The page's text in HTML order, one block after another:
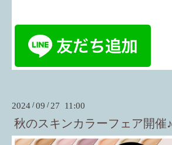
2024 /09 /27 11:00
秋のスキンカラーフェア開催♪